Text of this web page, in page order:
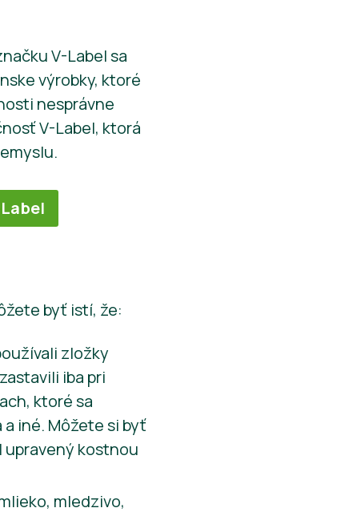
V-Label sa
výrobky, ktoré
nesprávne
V-Label, ktorá
byť istí, že:
zložky
iba pri
ktoré sa
iné. Môžete si byť
upravený kostnou
mledzivo,